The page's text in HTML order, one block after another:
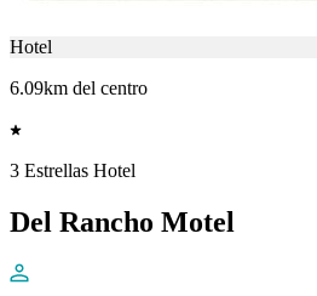
Hotel
6.09km del centro
3 Estrellas Hotel
Del Rancho Motel